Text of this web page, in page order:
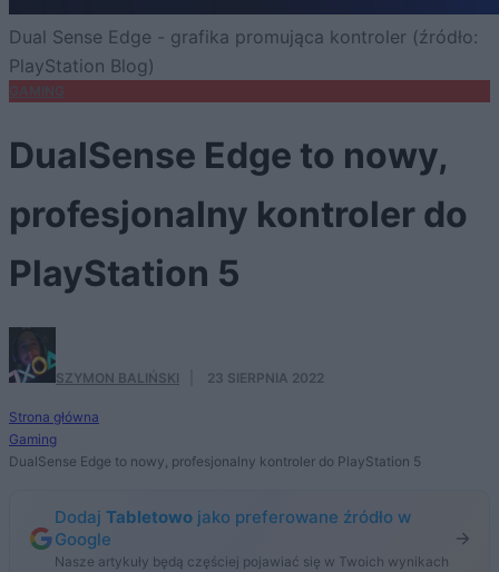
Dual Sense Edge - grafika promująca kontroler (źródło:
PlayStation Blog)
DualSense Edge to nowy,
profesjonalny kontroler do
PlayStation 5
SZYMON BALIŃSKI 23 SIERPNIA 2022
Strona główna
Gaming
DualSense Edge to nowy, profesjonalny kontroler do PlayStation 5
Dodaj Tabletowo jako preferowane źródło w
Google
Nasze artykuły będą częściej pojawiać się w Twoich wynikach